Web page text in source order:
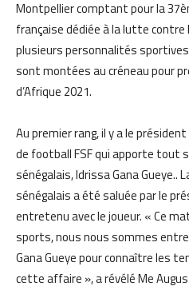
Montpellier comptant pour la
française dédiée à la lutte contre
plusieurs personnalités
sont montées au créneau pour
d’Afrique 2021.
Au premier rang, il y a le
de football FSF qui apporte tout
sénégalais, Idrissa Gana Gueye..
sénégalais a été saluée par le
entretenu avec le joueur. « Ce
sports, nous nous sommes
Gana Gueye pour connaître les
cette affaire », a révélé Me